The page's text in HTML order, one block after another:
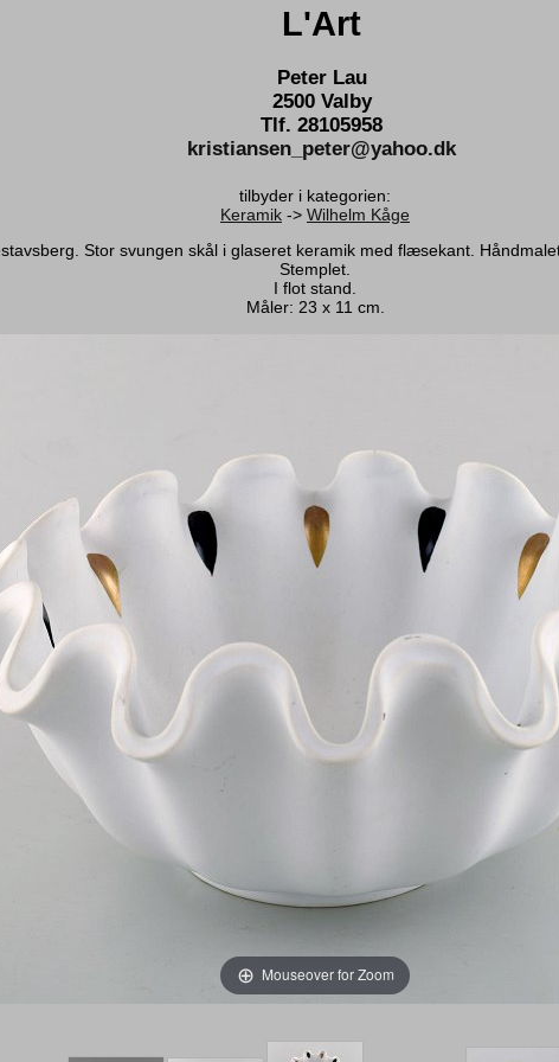
L'Art
Peter Lau
2500 Valby
Tlf. 28105958
kristiansen_peter@yahoo.dk
tilbyder i kategorien:
Keramik -> Wilhelm Kåge
Stor svungen skål i glaseret keramik med flæsekant.
Stemplet.
I flot stand.
Måler: 23 x 11 cm.
Mouseover for Zoom